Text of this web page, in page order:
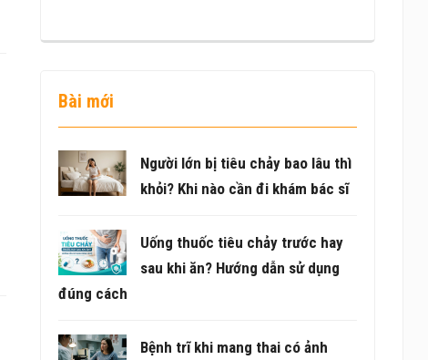
Bài mới
Người lớn bị tiêu chảy bao lâu thì
khỏi? Khi nào cần đi khám bác sĩ
Uống thuốc tiêu chảy trước hay
sau khi ăn? Hướng dẫn sử dụng
đúng cách
Bệnh trĩ khi mang thai có ảnh